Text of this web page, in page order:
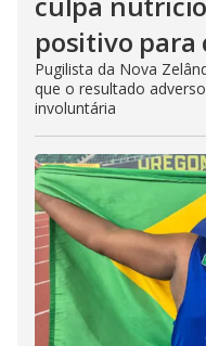
positivo para
Pugilista da Nova
que o resultado
involuntária